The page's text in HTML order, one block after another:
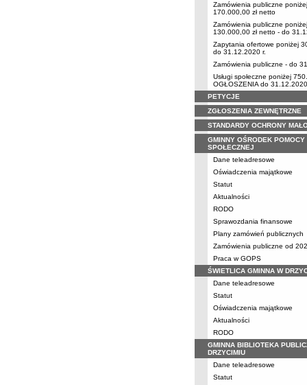
Zamówienia publiczne
170.000,00 zł netto
Zamówienia publiczne
130.000,00 zł netto - do
Zapytania ofertowe poniżej
do 31.12.2020 r.
Zamówienia publiczne - do
Usługi społeczne poniżej
OGŁOSZENIA do
PETYCJE
ZGŁOSZENIA ZEWNĘTRZNE
STANDARDY OCHRONY
GMINNY OŚRODEK POMOCY
SPOŁECZNEJ
Dane teleadresowe
Oświadczenia majątkowe
Statut
Aktualności
RODO
Sprawozdania finansowe
Plany zamówień publicznych
Zamówienia publiczne od
Praca w GOPS
ŚWIETLICA GMINNA W
Dane teleadresowe
Statut
Oświadczenia majątkowe
Aktualności
RODO
GMINNA BIBLIOTEKA
DRZYCIMIU
Dane teleadresowe
Statut